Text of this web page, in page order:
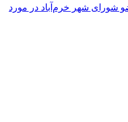
شهر خرم‌آباد در مورد